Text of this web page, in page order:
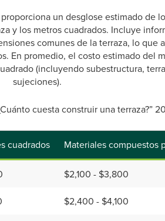
un desglose estimado de
y los metros cuadrados. Incluye
comunes de la terraza, lo que
En promedio, el costo estimado del
(incluyendo subestructura,
sujeciones).
cuesta construir una terraza?”
cuadrados Materiales compuestos
$2,100 - $3,800
$2,400 - $4,100